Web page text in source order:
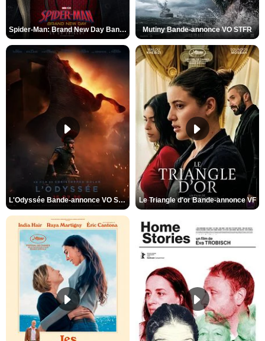
Spider-Man: Brand New Day Bande-annonce VO STFR Mutiny Bande-annonce VO STFR
L'Odyssée Bande-annonce VO STFR Le Triangle d'or Bande-annonce VF